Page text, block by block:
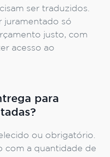
ser traduzidos.
juramentado só
justo, com
acesso ao
para
ou obrigatório.
com a quantidade de